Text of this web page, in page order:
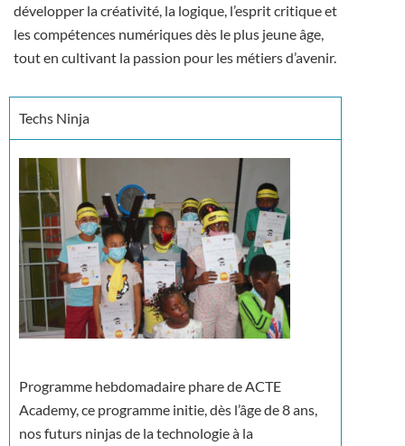
développer la créativité, la logique, l’esprit critique et
les compétences numériques dès le plus jeune âge,
tout en cultivant la passion pour les métiers d’avenir.
Techs Ninja
Programme hebdomadaire phare de ACTE
Academy, ce programme initie, dès l’âge de 8 ans,
nos futurs ninjas de la technologie à la